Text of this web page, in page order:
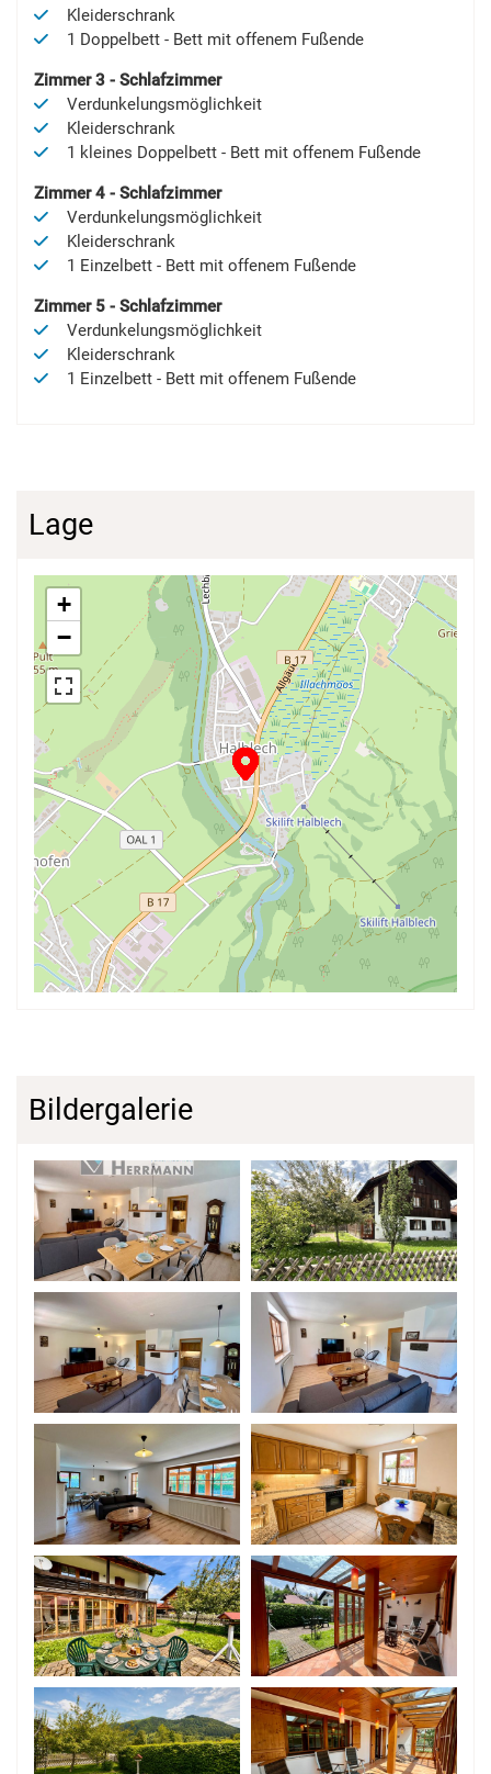
Kleiderschrank
1 Doppelbett - Bett mit offenem Fußende
Zimmer 3 - Schlafzimmer
Verdunkelungsmöglichkeit
Kleiderschrank
1 kleines Doppelbett - Bett mit offenem Fußende
Zimmer 4 - Schlafzimmer
Verdunkelungsmöglichkeit
Kleiderschrank
1 Einzelbett - Bett mit offenem Fußende
Zimmer 5 - Schlafzimmer
Verdunkelungsmöglichkeit
Kleiderschrank
1 Einzelbett - Bett mit offenem Fußende
Lage
+
−
Bildergalerie